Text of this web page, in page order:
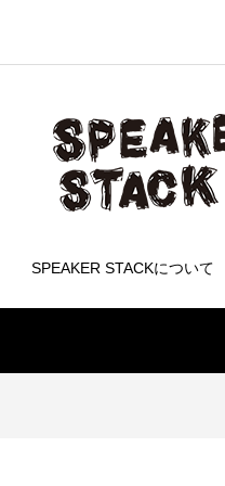
SPEAKER STACKについて